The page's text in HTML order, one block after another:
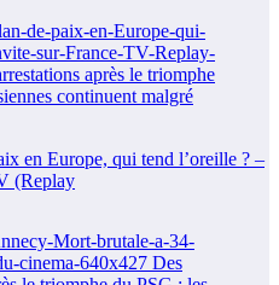
en Europe, qui tend l’oreille ? –
(Replay